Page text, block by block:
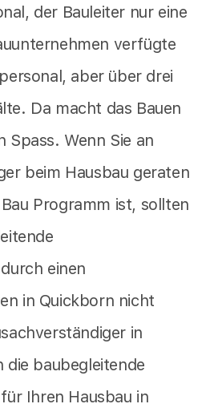
der Bauleiter nur eine
verfügte
aber über drei
Da macht das Bauen
Spass. Wenn Sie an
beim Hausbau geraten
Programm ist, sollten
einen
in Quickborn nicht
in
die baubegleitende
Ihren Hausbau in